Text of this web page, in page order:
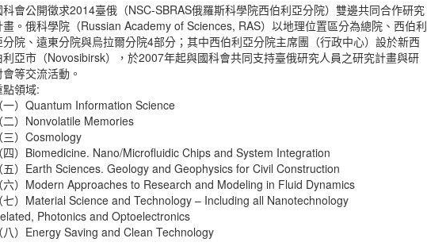
科會公開徵求2014臺俄（NSC-SBRAS俄羅斯科學院西伯利亞分院）雙邊共同合作研究
畫。俄科學院（Russian Academy of Sciences, RAS）以地理位置區分為總院、西伯利
分院、遠東分院與烏拉爾分院4部分；其中西伯利亞分院主席團（行政中心）設於新西
利亞市（Novosibirsk），於2007年起與國科會共同支持臺俄研究人員之研究計畫與研
會等交流活動。
點領域:
（一）Quantum Information Science
（二）Nonvolatile Memories
（三）Cosmology
（四）Biomedicine. Nano/Microfluidic Chips and System Integration
（五）Earth Sciences. Geology and Geophysics for Civil Construction
（六）Modern Approaches to Research and Modeling in Fluid Dynamics
（七）Material Science and Technology – Including all Nanotechnology
Photonics and Optoelectronics
（八）Energy Saving and Clean Technology